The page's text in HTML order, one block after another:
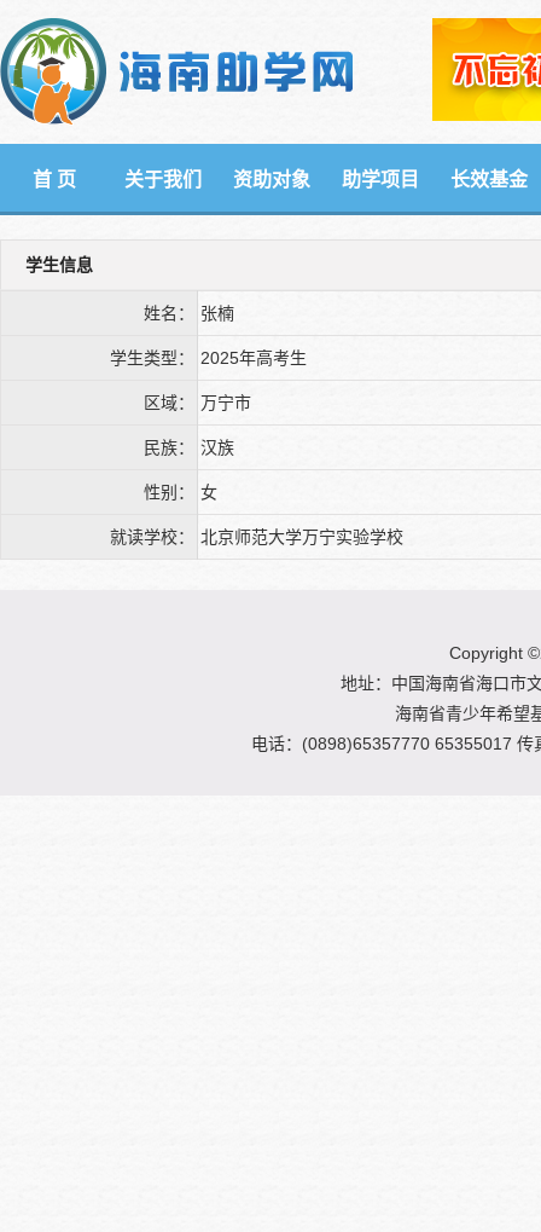
首 页 关于我们 资助对象 助学项目 长效基金
学生信息
姓名： 张楠
学生类型： 2025年高考生
区域： 万宁市
民族： 汉族
性别： 女
就读学校： 北京师范大学万宁实验学校
Copyright ©
地址：中国海南省海口市
海南省青少年希望
电话：(0898)65357770 65355017